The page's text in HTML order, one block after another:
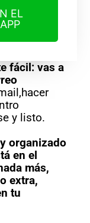
EL
fácil: vas a
y listo.
organizado
en el
más,
extra,
tu